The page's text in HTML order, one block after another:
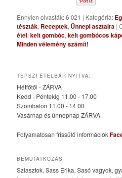
Ennyien olvasták: 6 021 | Kategória:
tészták, Receptek, Ünnepi asztalra |
étel,kelt gombóc,kelt gombócos
Minden vélemény számít!
TEPSZI ÉTELBÁR NYITVA:
Hétfőtől - ZÁRVA
Kedd - Péntekig 11.00 - 17.00
Szombaton 11.00 - 14.00
Vasárnap és ünnepnap ZÁRVA
Folyamatosan frissülő információk
BEMUTATKOZÁS
Sziasztok, Sass Erika, Sasó vagyok,